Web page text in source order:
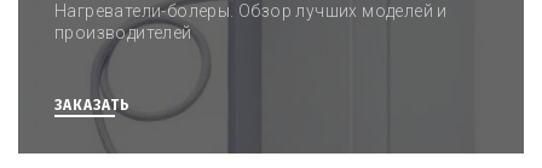
Нагреватели-болеры. Обзор лучших моделей и
производителей
ЗАКАЗАТЬ